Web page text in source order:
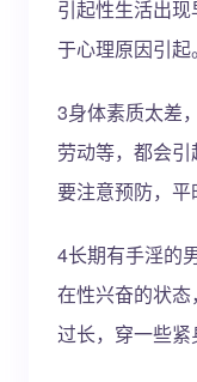
引起性生活出
于心理原因引起。
3身体素质太差
劳动等，都会
要注意预防，平
4长期有手淫的
在性兴奋的状
过长，穿一些紧